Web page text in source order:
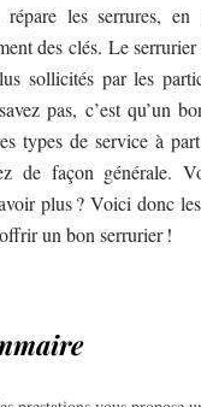
répare les serrures, en
des clés. Le
sollicités par les
pas, c’est qu’un
types de service à
de façon générale.
plus ? Voici donc
un bon serrurier !